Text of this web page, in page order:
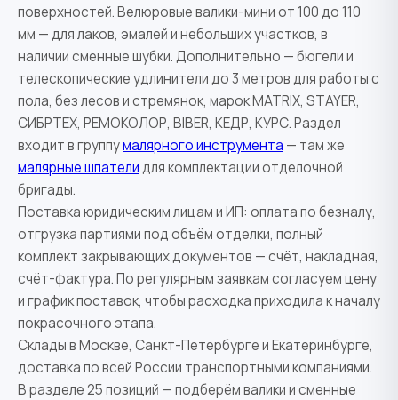
поверхностей. Велюровые валики-мини от 100 до 110
мм — для лаков, эмалей и небольших участков, в
наличии сменные шубки. Дополнительно — бюгели и
телескопические удлинители до 3 метров для работы с
пола, без лесов и стремянок, марок MATRIX, STAYER,
СИБРТЕХ, РЕМОКОЛОР, BIBER, КЕДР, КУРС. Раздел
входит в группумалярного инструмента — там же
малярные шпателидля комплектации отделочной
бригады.
Поставка юридическим лицам и ИП: оплата по безналу,
отгрузка партиями под объём отделки, полный
комплект закрывающих документов — счёт, накладная,
счёт-фактура. По регулярным заявкам согласуем цену
и график поставок, чтобы расходка приходила к началу
покрасочного этапа.
Склады в Москве, Санкт-Петербурге и Екатеринбурге,
доставка по всей России транспортными компаниями.
В разделе 25 позиций — подберём валики и сменные